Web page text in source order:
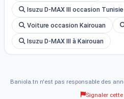
Isuzu D-MAX III occasion Tunisie
Voiture occasion Kairouan
Isuzu D-MAX III à Kairouan
Baniola.tn n'est pas responsable des
Signaler